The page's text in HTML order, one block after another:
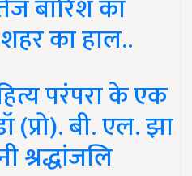
बारिश का
का हाल..
परंपरा के एक
बी. एल. झा
श्रद्धांजलि